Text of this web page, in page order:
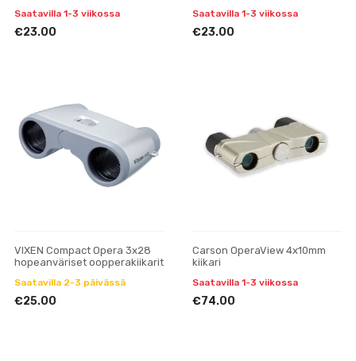
Saatavilla 1-3 viikossa
€23.00
Saatavilla 1-3 viikossa
€23.00
VIXEN Compact Opera 3x28
hopeanväriset oopperakiikarit
Saatavilla 2-3 päivässä
€25.00
Carson OperaView 4x10mm
kiikari
Saatavilla 1-3 viikossa
€74.00